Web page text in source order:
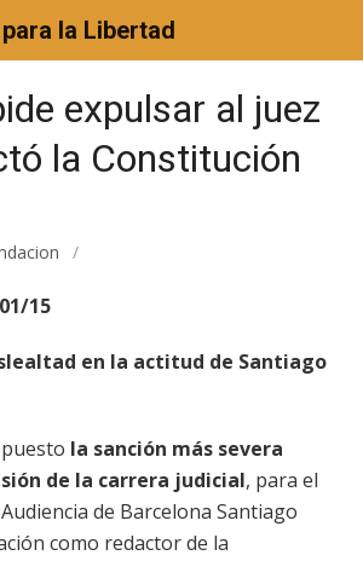
la Libertad
expulsar al juez
la Constitución
/
15
en la actitud de Santiago
la sanción más severa
de la carrera judicial, para el
de Barcelona Santiago
como redactor de la